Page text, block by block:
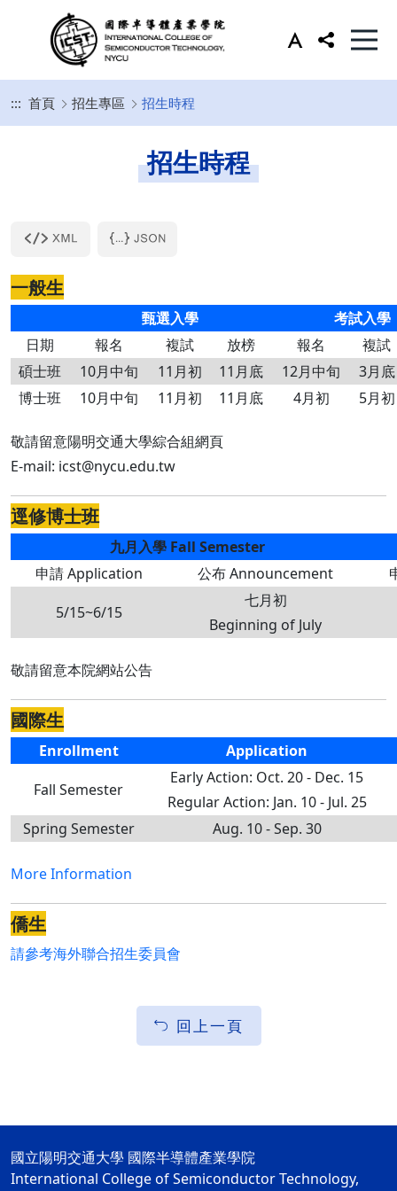
::: 首頁 招生專區 招生時程
招生時程
一般生
甄選入學
考試入學
日期
報名 複試 放榜 報名
複試
碩士班
10月中旬 11月初 11月底 12月中旬
3月底
博士班
10月中旬 11月初 11月底 4月初 5月初
敬請留意陽明交通大學綜合組網頁
E-mail: icst@nycu.edu.tw
逕修博士班
九月入學 Fall Semester
申請 Application
公布 Announcement
5/15~6/15
七月初
Beginning of July
敬請留意本院網站公告
國際生
Enrollment
Application
Fall Semester
Early Action: Oct. 20 - Dec. 15
Regular Action: Jan. 10 - Jul. 25
Spring Semester
Aug. 10 - Sep. 30
More Information
僑生
請參考海外聯合招生委員會
回上一頁
國立陽明交通大學 國際半導體產業學院
International College of Semiconductor Technology,